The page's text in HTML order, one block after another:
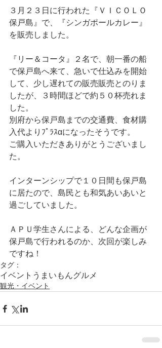
３月２３日に行われた『ＶＩＣＯＬＯ
保戸島』で、『シンガポールカレー』
を販売しました。
『リー＆コータ』２名で、朝一番の船
で保戸島へ来て、急いで仕込みを開始
して、少し遅れての販売販売とのりま
したが、３時間ほどで約５０杯売れま
した。
別府から保戸島までの交通費、食材購
入代よりﾌﾟﾗｽαになったそうです。
ご購入いただきありがとうございまし
た。
インターンシップで１０日間も保戸島
に居たので、島民とも和気あいあいと
過ごしていました。
ＡＰＵ学生さんによる、どんな企画が
保戸島で行われるのか、次回が楽しみ
ですね！
タグ：
イベント うまいもんグルメ
観光・イベント